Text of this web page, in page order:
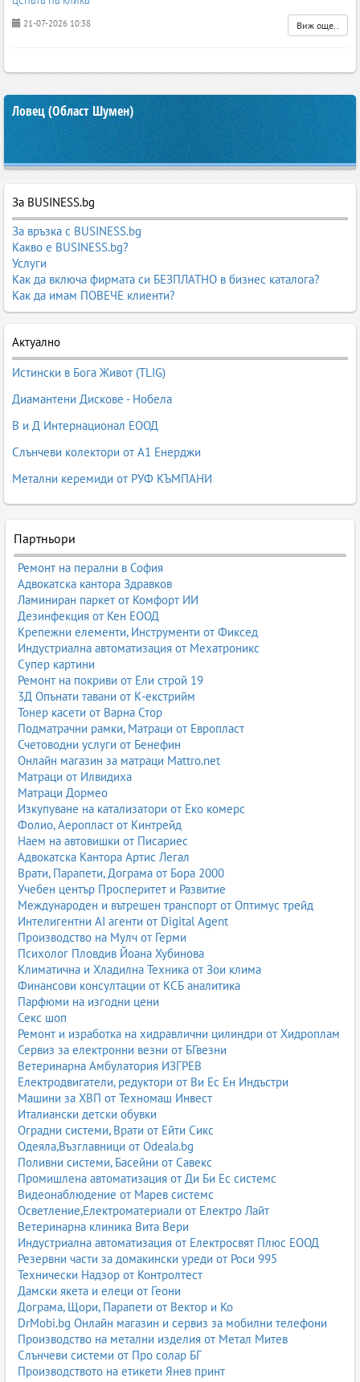
21-07-2026 10:38 Виж още..
Ловец (Област Шумен)
За BUSINESS.bg
За връзка с BUSINESS.bg
Какво е BUSINESS.bg?
Услуги
Как да включа фирмата си БЕЗПЛАТНО в бизнес каталога?
Как да имам ПОВЕЧЕ клиенти?
Актуално
Истински в Бога Живот (TLIG)
Диамантени Дискове - Нобела
В и Д Интернационал ЕООД
Слънчеви колектори от А1 Енерджи
Метални керемиди от РУФ КЪМПАНИ
Партньори
Ремонт на перални в София
Адвокатска кантора Здравков
Ламиниран паркет от Комфорт ИИ
Дезинфекция от Кен ЕООД
Крепежни елементи, Инструменти от Фиксед
Индустриална автоматизация от Мехатроникс
Супер картини
Ремонт на покриви от Ели строй 19
3Д Опънати тавани от К-екстрийм
Тонер касети от Варна Стор
Подматрачни рамки, Матраци от Европласт
Счетоводни услуги от Бенефин
Онлайн магазин за матраци Mattro.net
Матраци от Илвидиха
Матраци Дормео
Изкупуване на катализатори от Еко комерс
Фолио, Аеропласт от Кинтрейд
Наем на автовишки от Писариес
Адвокатска Кантора Артис Легал
Врати, Парапети, Дограма от Бора 2000
Учебен център Просперитет и Развитие
Международен и вътрешен транспорт от Оптимус трейд
Интелигентни AI агенти от Digital Agent
Производство на Мулч от Герми
Психолог Пловдив Йоана Хубинова
Климатична и Хладилна Техника от Зои клима
Финансови консултации от КСБ аналитика
Парфюми на изгодни цени
Секс шоп
Ремонт и изработка на хидравлични цилиндри от Хидроплам
Сервиз за електронни везни от БГвезни
Ветеринарна Амбулатория ИЗГРЕВ
Електродвигатели, редуктори от Ви Ес Ен Индъстри
Машини за ХВП от Техномаш Инвест
Италиански детски обувки
Оградни системи, Врати от Ейти Сикс
Одеяла,Възглавници от Odeala.bg
Поливни системи, Басейни от Савекс
Промишлена автоматизация от Ди Би Ес системс
Видеонаблюдение от Марев системс
Осветление,Електроматериали от Електро Лайт
Ветеринарна клиника Вита Вери
Индустриална автоматизация от Електросвят Плюс ЕООД
Резервни части за домакински уреди от Роси 995
Технически Надзор от Контролтест
Дамски якета и елеци от Геони
Дограма, Щори, Парапети от Вектор и Ко
DrMobi.bg Онлайн магазин и сервиз за мобилни телефони
Производство на метални изделия от Метал Митев
Слънчеви системи от Про солар БГ
Производството на етикети Янев принт